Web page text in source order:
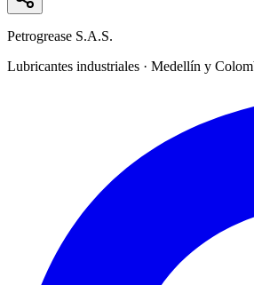
Petrogrease S.A.S.
Lubricantes industriales · Medellín y